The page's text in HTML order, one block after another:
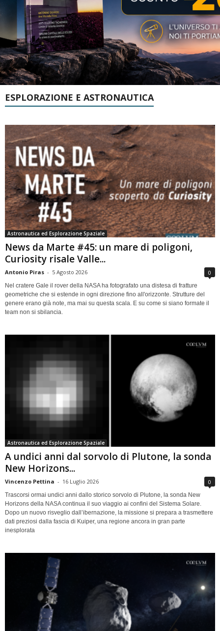
ESPLORAZIONE E ASTRONAUTICA
Astronautica ed Esplorazione Spaziale
News da Marte #45: un mare di poligoni,
Curiosity risale Valle...
Antonio Piras - 5 Agosto 2026 0
Nel cratere Gale il rover della NASA ha fotografato una distesa di fratture
geometriche che si estende in ogni direzione fino all'orizzonte. Strutture del
genere erano già note, ma mai su questa scala. E su come si siano formate il
team non si sbilancia.
Astronautica ed Esplorazione Spaziale
A undici anni dal sorvolo di Plutone, la sonda
New Horizons...
Vincenzo Pettina - 16 Luglio 2026 0
Trascorsi ormai undici anni dallo storico sorvolo di Plutone, la sonda New
Horizons della NASA continua il suo viaggio ai confini del Sistema Solare.
Dopo un nuovo risveglio dall’ibernazione, la missione si prepara a trasmettere
dati preziosi dalla fascia di Kuiper, una regione ancora in gran parte
inesplorata